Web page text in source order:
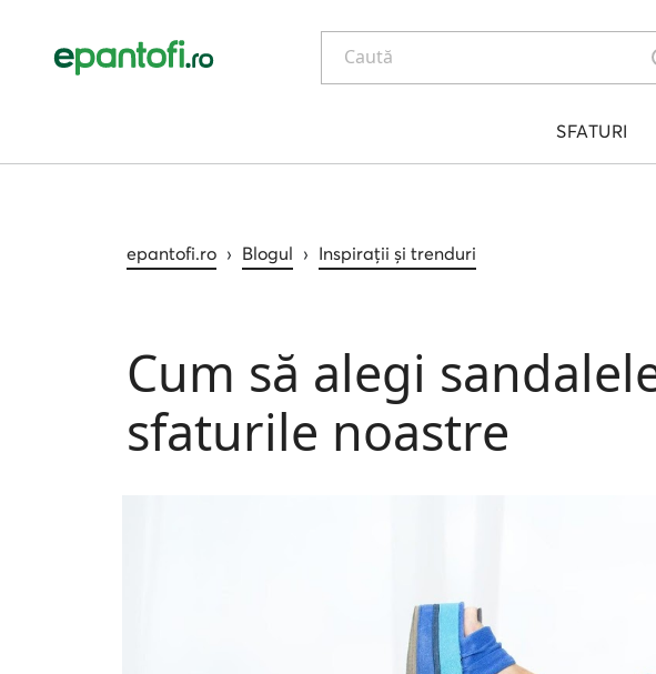
Caută
SFATURI
epantofi.ro › Blogul › Inspirații și trenduri
Cum să alegi
sfaturile noastre